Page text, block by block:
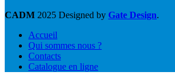
CADM 2025 Designed by Gate Design.
Accueil
Qui sommes nous ?
Contacts
Catalogue en ligne